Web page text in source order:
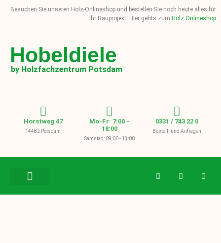
Besuchen Sie unseren Holz-Onlineshop und bestellen Sie noch heute alles für
Ihr Bauprojekt. Hier gehts zum Holz Onlineshop
Hobeldiele
by Holzfachzentrum Potsdam
Horstweg 47
14482 Potsdam
Mo-Fr: 7:00 -
18:00
Samstag: 09:00 - 13:00
0331 / 743 22 0
Bestell- und Anfragen